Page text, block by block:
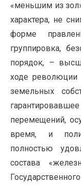
«меньшим из
характера, не
форме
группировка,
порядок, –
ходе
земельных
перемещений,
время, и
полностью
состава